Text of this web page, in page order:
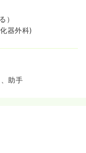
）
器外科)
助手